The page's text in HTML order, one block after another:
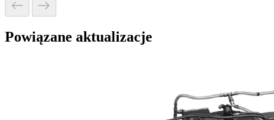
Powiązane aktualizacje